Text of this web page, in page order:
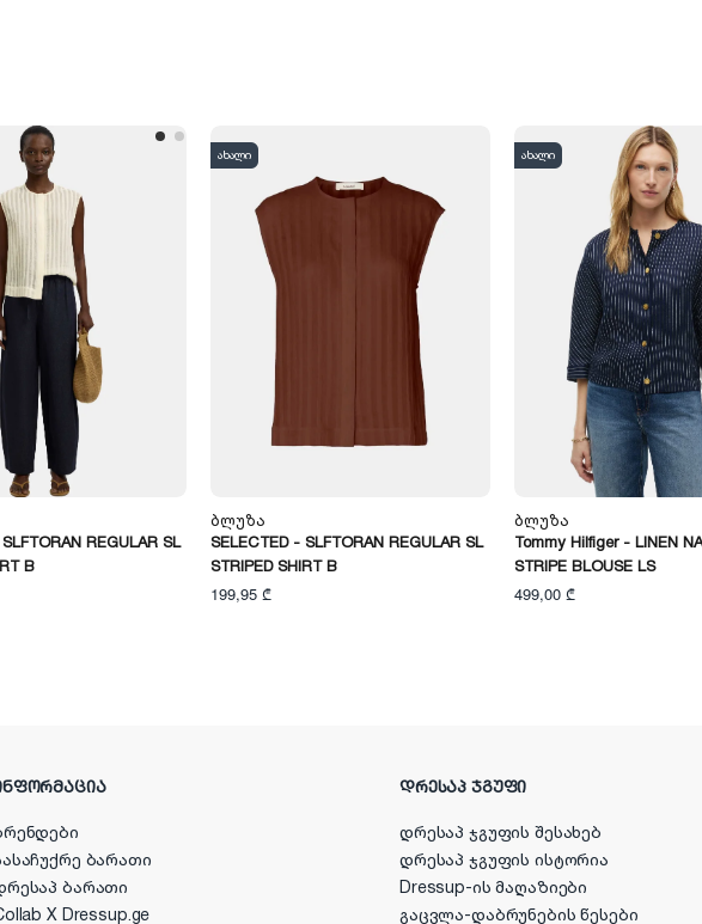
REGULAR SL
B
ახალი
Ბლუზა
SELECTED - SLFTORAN REGULAR SL
STRIPED SHIRT B
199,95 ₾
ახალი
Ბლუზა
Tommy Hilfiger - LINEN
STRIPE BLOUSE LS
499,00 ₾
ბარათი
ბარათი
X Dressup.ge
ᲓᲠᲔᲡᲐᲞ ᲯᲒᲣᲤᲘ
დრესაპ ჯგუფის შესახებ
დრესაპ ჯგუფის ისტორია
Dressup-ის მაღაზიები
გაცვლა-დაბრუნების წესები